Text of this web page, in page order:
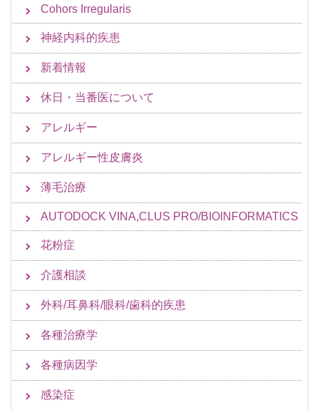
Cohors Irregularis
神経内科的疾患
新着情報
休日・当番医について
アレルギー
アレルギー性皮膚炎
薄毛治療
AUTODOCK VINA,CLUS PRO/BIOINFORMATICS
花粉症
介護相談
外科/耳鼻科/眼科/歯科的疾患
各種治療学
各種病因学
感染症